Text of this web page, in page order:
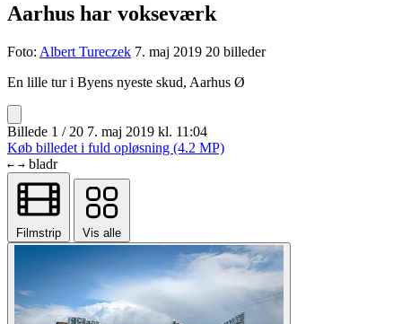
Aarhus har vokseværk
Foto: Albert Tureczek 7. maj 2019 20 billeder
En lille tur i Byens nyeste skud, Aarhus Ø
Billede 1 / 20 7. maj 2019 kl. 11:04
Køb billedet i fuld opløsning (4.2 MP)
← → bladr
Filmstrip Vis alle